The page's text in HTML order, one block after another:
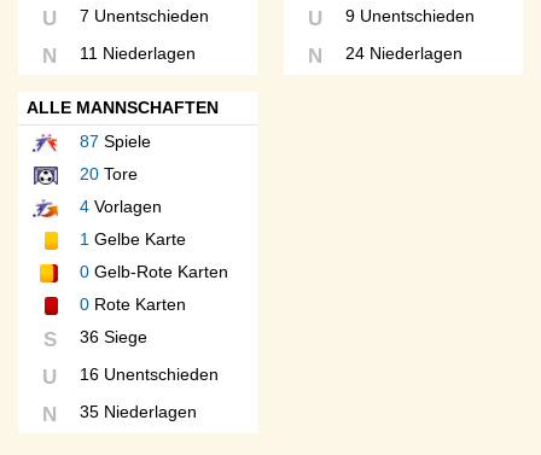
U 7 Unentschieden
N 11 Niederlagen
U 9 Unentschieden
N 24 Niederlagen
ALLE MANNSCHAFTEN
87 Spiele
20 Tore
4 Vorlagen
1 Gelbe Karte
0 Gelb-Rote Karten
0 Rote Karten
S 36 Siege
U 16 Unentschieden
N 35 Niederlagen